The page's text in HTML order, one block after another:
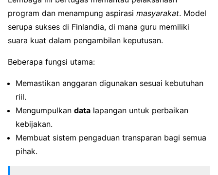
program dan menampung aspirasi masyarakat. Model
serupa sukses di Finlandia, di mana guru memiliki
suara kuat dalam pengambilan keputusan.
Beberapa fungsi utama:
Memastikan anggaran digunakan sesuai kebutuhan
riil.
Mengumpulkan data lapangan untuk perbaikan
kebijakan.
Membuat sistem pengaduan transparan bagi semua
pihak.